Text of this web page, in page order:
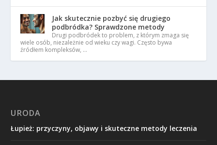
Jak skutecznie pozbyć się drugiego
podbródka? Sprawdzone metody
Drugi podbródek to problem, z którym zmaga się
wiele osób, niezależnie od wieku czy wagi. Często bywa
źródłem kompleksów, …
URODA
Łupież: przyczyny, objawy i skuteczne metody leczenia